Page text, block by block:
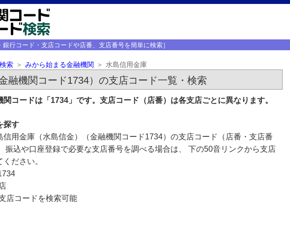
銀行コード・支店コードや店番、支店番号を簡単に検索］
索 みから始まる金融機関 水島信用金庫
融機関コード1734）の支店コード一覧・検索
コードは「1734」です。支店コード（店番）は各支店ごとに異なります。
探す
信用金庫（水島信金）（金融機関コード1734）の支店コード（店番・支店番
振込や口座登録で必要な支店番号を調べる場合は、 下の50音リンクから支店
ださい。
店コードを検索可能